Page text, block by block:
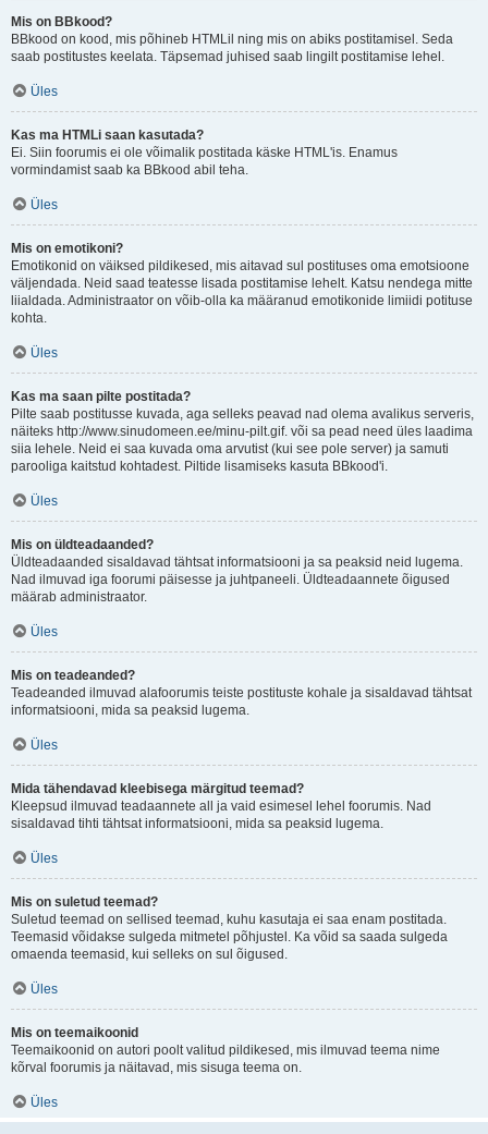
Mis on BBkood?
BBkood on kood, mis põhineb HTMLil ning mis on abiks postitamisel. Seda
saab postitustes keelata. Täpsemad juhised saab lingilt postitamise lehel.
Üles
Kas ma HTMLi saan kasutada?
Ei. Siin foorumis ei ole võimalik postitada käske HTML'is. Enamus
vormindamist saab ka BBkood abil teha.
Üles
Mis on emotikoni?
Emotikonid on väiksed pildikesed, mis aitavad sul postituses oma emotsioone
väljendada. Neid saad teatesse lisada postitamise lehelt. Katsu nendega mitte
liialdada. Administraator on võib-olla ka määranud emotikonide limiidi potituse
kohta.
Üles
Kas ma saan pilte postitada?
Pilte saab postitusse kuvada, aga selleks peavad nad olema avalikus serveris,
näiteks http://www.sinudomeen.ee/minu-pilt.gif. või sa pead need üles laadima
siia lehele. Neid ei saa kuvada oma arvutist (kui see pole server) ja samuti
parooliga kaitstud kohtadest. Piltide lisamiseks kasuta BBkood'i.
Üles
Mis on üldteadaanded?
Üldteadaanded sisaldavad tähtsat informatsiooni ja sa peaksid neid lugema.
Nad ilmuvad iga foorumi päisesse ja juhtpaneeli. Üldteadaannete õigused
määrab administraator.
Üles
Mis on teadeanded?
Teadeanded ilmuvad alafoorumis teiste postituste kohale ja sisaldavad tähtsat
informatsiooni, mida sa peaksid lugema.
Üles
Mida tähendavad kleebisega märgitud teemad?
Kleepsud ilmuvad teadaannete all ja vaid esimesel lehel foorumis. Nad
sisaldavad tihti tähtsat informatsiooni, mida sa peaksid lugema.
Üles
Mis on suletud teemad?
Suletud teemad on sellised teemad, kuhu kasutaja ei saa enam postitada.
Teemasid võidakse sulgeda mitmetel põhjustel. Ka võid sa saada sulgeda
omaenda teemasid, kui selleks on sul õigused.
Üles
Mis on teemaikoonid
Teemaikoonid on autori poolt valitud pildikesed, mis ilmuvad teema nime
kõrval foorumis ja näitavad, mis sisuga teema on.
Üles